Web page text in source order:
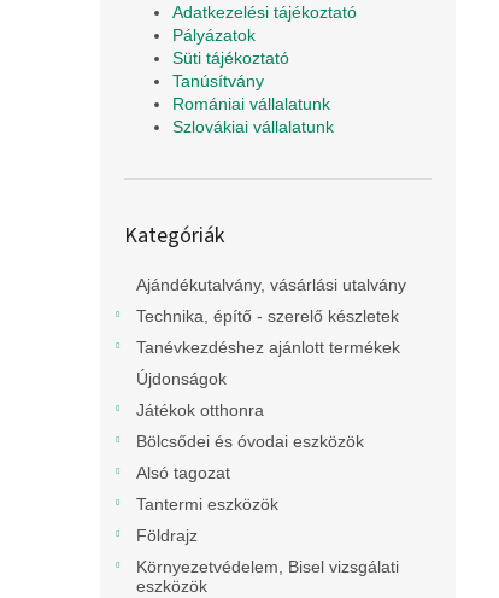
Adatkezelési tájékoztató
Pályázatok
Süti tájékoztató
Tanúsítvány
Romániai vállalatunk
Szlovákiai vállalatunk
átugrása
Kategóriák
Ajándékutalvány, vásárlási utalvány
Technika, építő - szerelő készletek
Tanévkezdéshez ajánlott termékek
Újdonságok
Játékok otthonra
Bölcsődei és óvodai eszközök
Alsó tagozat
Tantermi eszközök
Földrajz
Környezetvédelem, Bisel vizsgálati
eszközök